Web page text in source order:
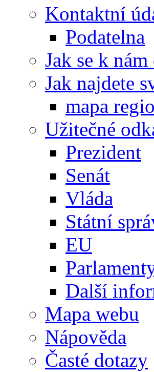
Kontaktní
Podatelna
Jak se k nám
Jak najdete
mapa
Užitečné
Prezident
Senát
Vláda
Státní
EU
Další
Mapa webu
Nápověda
Časté dotazy